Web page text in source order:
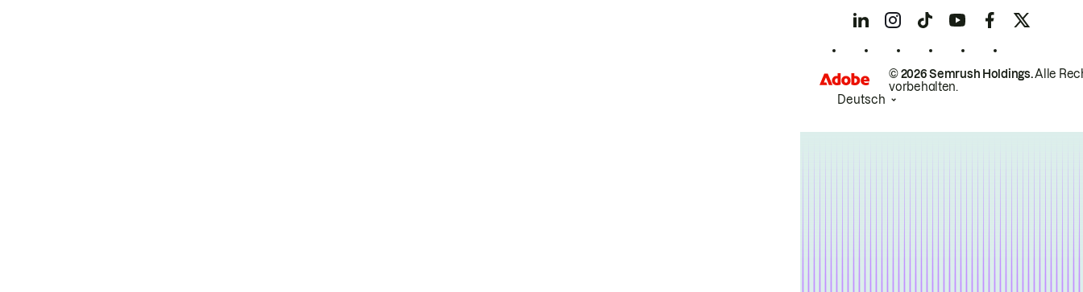
© 2026 Semrush Holdings.Alle
vorbehalten.
Deutsch